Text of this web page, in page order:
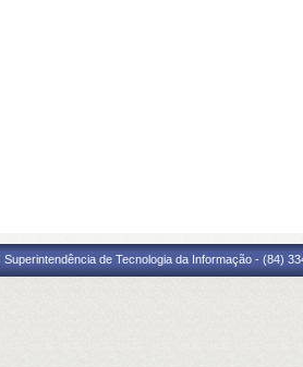
Superintendência de Tecnologia da Informação - (84)